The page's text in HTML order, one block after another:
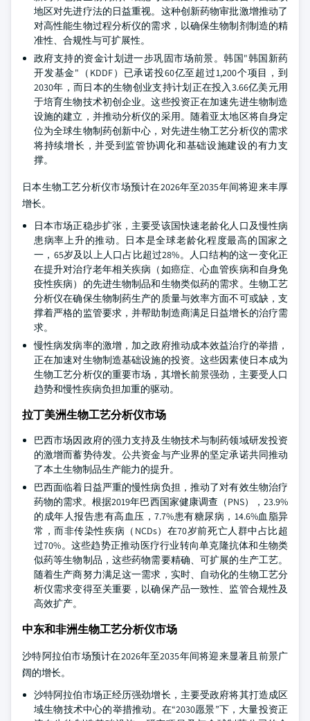
地区对先进疗法的日益重视。这种创新药物审批激增推动了
对高性能生物过程分析仪的需求，以确保生物制剂制造的精
准性、合规性与可扩展性。
政府支持的资金计划进一步巩固市场前景。韩国"韩国新药
开发基金"（KDDF）已承诺投60亿至超过1,200个项目，到
2030年，而日本的生物创业支持计划正在投入3.66亿美元用
于培育生物技术初创企业。这些投资正在加速先进生物制造
设施的建立，并推动分析仪的采用。随着亚太地区将自身定
位为全球生物制药创新中心，对先进生物工艺分析仪的需求
将持续增长，并受到监管协调化和基础设施建设的有力支
撑。
日本生物工艺分析仪市场预计在2026年至2035年间将迎来丰厚
增长。
日本市场正稳步扩张，主要受该国快速老龄化人口及慢性病
患病率上升的推动。日本是全球老龄化程度最高的国家之
一，65岁及以上人口占比超过28%。人口结构的这一变化正
在提升对治疗老年相关疾病（如癌症、心血管疾病和自身免
疫性疾病）的先进生物制品和生物类似药的需求。生物工艺
分析仪在确保生物制药生产的质量与效率方面不可或缺，支
撑着严格的监管要求，并帮助制造商满足日益增长的治疗需
求。
慢性病发病率的激增，加之政府推动成本效益治疗的举措，
正在加速对生物制造基础设施的投资。这些因素使日本成为
生物工艺分析仪的重要市场，其增长前景强劲，主要受人口
趋势和慢性疾病负担加重的驱动。
拉丁美洲生物工艺分析仪市场
巴西市场因政府的强力支持及生物技术与制药领域研发投资
的激增而蓄势待发。公共资金与产业界的坚定承诺共同推动
了本土生物制品生产能力的提升。
巴西面临着日益严重的慢性病负担，推动了对有效生物治疗
药物的需求。根据2019年巴西国家健康调查（PNS），23.9%
的成年人报告患有高血压，7.7%患有糖尿病，14.6%血脂异
常，而非传染性疾病（NCDs）在70岁前死亡人群中占比超
过70%。这些趋势正推动医疗行业转向单克隆抗体和生物类
似药等生物制品，这些药物需要精确、可扩展的生产工艺。
随着生产商努力满足这一需求，实时、自动化的生物工艺分
析仪需求变得至关重要，以确保产品一致性、监管合规性及
高效扩产。
中东和非洲生物工艺分析仪市场
沙特阿拉伯市场预计在2026年至2035年间将迎来显著且前景广
阔的增长。
沙特阿拉伯市场正经历强劲增长，主要受政府将其打造成区
域生物技术中心的举措推动。在“2030愿景”下，大量投资正